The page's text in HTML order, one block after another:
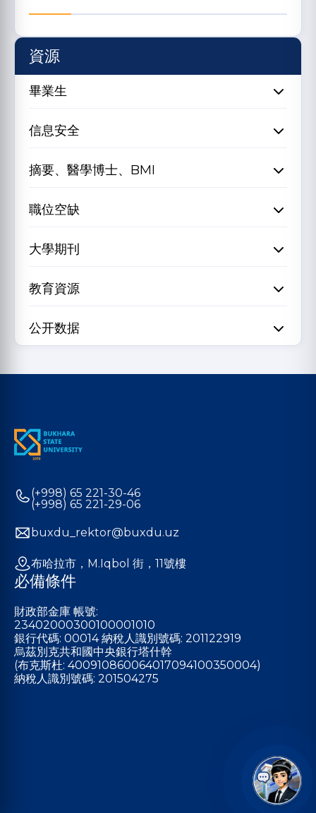
資源
畢業生
信息安全
摘要、醫學博士、BMI
職位空缺
大學期刊
教育資源
公开数据
(+998) 65 221-30-46
(+998) 65 221-29-06
buxdu_rektor@buxdu.uz
布哈拉市，M.Iqbol 街，11號樓
必備條件
財政部金庫 帳號:
23402000300100001010
銀行代碼: 00014 納稅人識別號碼: 201122919
烏茲別克共和國中央銀行塔什幹
(布克斯杜: 400910860064017094100350004)
納稅人識別號碼: 201504275